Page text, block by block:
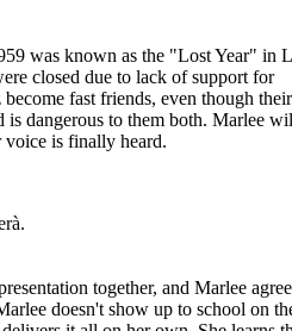
was known as the "Lost Year" in
closed due to lack of support for
fast friends, even though their
is dangerous to them both. Marlee
voice is finally heard.
together, and Marlee
doesn't show up to school on